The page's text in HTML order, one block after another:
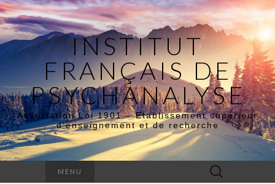
INSTITUT
FRANÇAIS DE
PSYCHANALYSE
Association Loi 1901 – Etablissement supérieur
d’enseignement et de recherche
MENU Rechercher :